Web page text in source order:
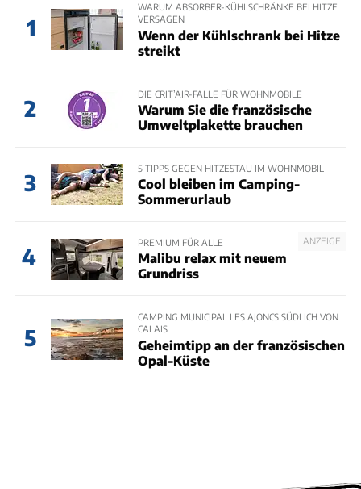
1
WARUM ABSORBER-KÜHLSCHRÄNKE BEI HITZE
VERSAGEN
Wenn der Kühlschrank bei Hitze
streikt
2
DIE CRIT’AIR-FALLE FÜR WOHNMOBILE
Warum Sie die französische
Umweltplakette brauchen
3
5 TIPPS GEGEN HITZESTAU IM WOHNMOBIL
Cool bleiben im Camping-
Sommerurlaub
4
ANZEIGE
PREMIUM FÜR ALLE
Malibu relax mit neuem
Grundriss
5
CAMPING MUNICIPAL LES AJONCS SÜDLICH VON
CALAIS
Geheimtipp an der französischen
Opal-Küste